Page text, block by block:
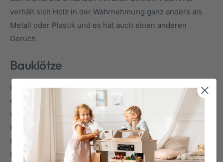
verhält sich Holz in der Wahrnehmung ganz anders als
Metall oder Plastik und es hat auch einen anderen
Geruch.
Bauklötze
Kinder lernen spielerisch für ihr weiteres Leben und
eignen sich dabei diverse Fähigkeiten an. Spielen ist
wichtig und kann mit den richtigen Spielsachen die
Kreativität, abstraktes Denken und mathematische
Intelligenz fördern. Bausteine gehören zu den
Holzspielzeugklassikern und dürfen in keinem